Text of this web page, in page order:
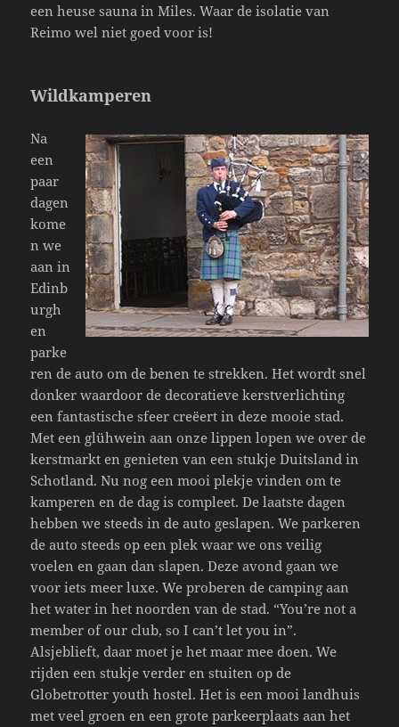
een heuse sauna in Miles. Waar de isolatie van
Reimo wel niet goed voor is!
Wildkamperen
Na
een
paar
dagen
kome
n we
aan in
Edinb
urgh
en
parke
ren de auto om de benen te strekken. Het wordt snel
donker waardoor de decoratieve kerstverlichting
een fantastische sfeer creëert in deze mooie stad.
Met een glühwein aan onze lippen lopen we over de
kerstmarkt en genieten van een stukje Duitsland in
Schotland. Nu nog een mooi plekje vinden om te
kamperen en de dag is compleet. De laatste dagen
hebben we steeds in de auto geslapen. We parkeren
de auto steeds op een plek waar we ons veilig
voelen en gaan dan slapen. Deze avond gaan we
voor iets meer luxe. We proberen de camping aan
het water in het noorden van de stad. “You’re not a
member of our club, so I can’t let you in”.
Alsjeblieft, daar moet je het maar mee doen. We
rijden een stukje verder en stuiten op de
Globetrotter youth hostel. Het is een mooi landhuis
met veel groen en een grote parkeerplaats aan het